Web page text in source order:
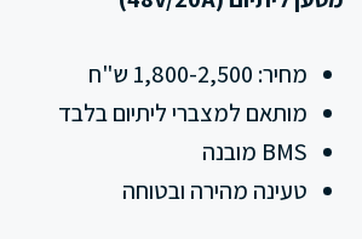
מחיר: 1,800-2,500 ש"ח
מותאם למצברי ליתיום בלבד
BMS מובנה
טעינה מהירה ובטוחה